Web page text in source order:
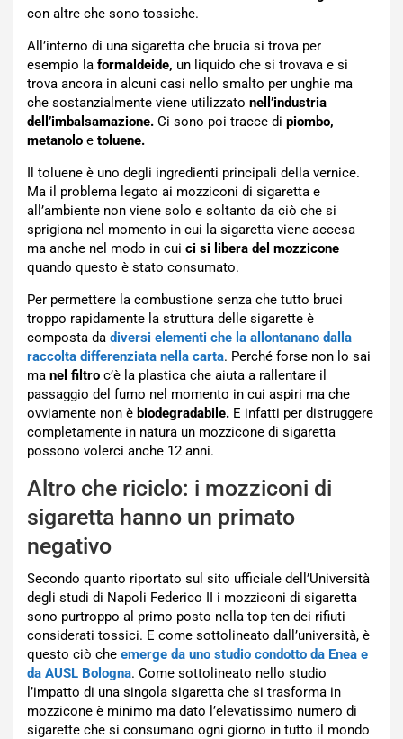
con altre che sono tossiche.
All’interno di una sigaretta che brucia si trova per
esempio la formaldeide, un liquido che si trovava e si
trova ancora in alcuni casi nello smalto per unghie ma
che sostanzialmente viene utilizzato nell’industria
dell’imbalsamazione. Ci sono poi tracce di piombo,
metanolo e toluene.
Il toluene è uno degli ingredienti principali della vernice.
Ma il problema legato ai mozziconi di sigaretta e
all’ambiente non viene solo e soltanto da ciò che si
sprigiona nel momento in cui la sigaretta viene accesa
ma anche nel modo in cui ci si libera del mozzicone
quando questo è stato consumato.
Per permettere la combustione senza che tutto bruci
troppo rapidamente la struttura delle sigarette è
composta da diversi elementi che la allontanano dalla
raccolta differenziata nella carta. Perché forse non lo sai
ma nel filtro c’è la plastica che aiuta a rallentare il
passaggio del fumo nel momento in cui aspiri ma che
ovviamente non è biodegradabile. E infatti per distruggere
completamente in natura un mozzicone di sigaretta
possono volerci anche 12 anni.
Altro che riciclo: i mozziconi di
sigaretta hanno un primato
negativo
Secondo quanto riportato sul sito ufficiale dell’Università
degli studi di Napoli Federico II i mozziconi di sigaretta
sono purtroppo al primo posto nella top ten dei rifiuti
considerati tossici. E come sottolineato dall’università, è
questo ciò che emerge da uno studio condotto da Enea e
da AUSL Bologna. Come sottolineato nello studio
l’impatto di una singola sigaretta che si trasforma in
mozzicone è minimo ma dato l’elevatissimo numero di
sigarette che si consumano ogni giorno in tutto il mondo